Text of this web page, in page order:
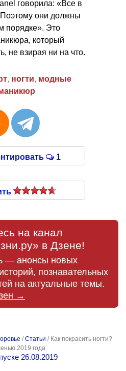
говорила: «Все в
они должны
порядке». Это
который
не взирая ни на что.
, ногти, модные
1
на канал
в Дзене!
— анонсы новых
познавательных
на актуальные темы.
→
/Статьи / Как покрасить ногти?
2019 года
26.08.2019